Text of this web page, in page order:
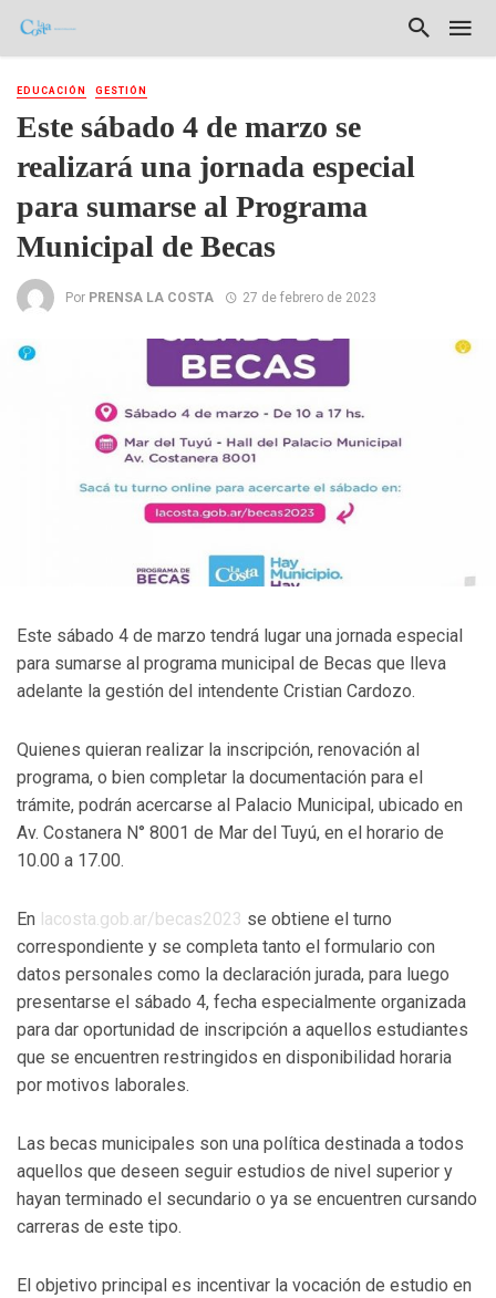
EDUCACIÓN GESTIÓN
Este sábado 4 de marzo se
realizará una jornada especial
para sumarse al Programa
Municipal de Becas
Por PRENSA LA COSTA 27 de febrero de 2023
Este sábado 4 de marzo tendrá lugar una jornada especial
para sumarse al programa municipal de Becas que lleva
adelante la gestión del intendente Cristian Cardozo.
Quienes quieran realizar la inscripción, renovación al
programa, o bien completar la documentación para el
trámite, podrán acercarse al Palacio Municipal, ubicado en
Av. Costanera N° 8001 de Mar del Tuyú, en el horario de
10.00 a 17.00.
En lacosta.gob.ar/becas2023 se obtiene el turno
correspondiente y se completa tanto el formulario con
datos personales como la declaración jurada, para luego
presentarse el sábado 4, fecha especialmente organizada
para dar oportunidad de inscripción a aquellos estudiantes
que se encuentren restringidos en disponibilidad horaria
por motivos laborales.
Las becas municipales son una política destinada a todos
aquellos que deseen seguir estudios de nivel superior y
hayan terminado el secundario o ya se encuentren cursando
carreras de este tipo.
El objetivo principal es incentivar la vocación de estudio en